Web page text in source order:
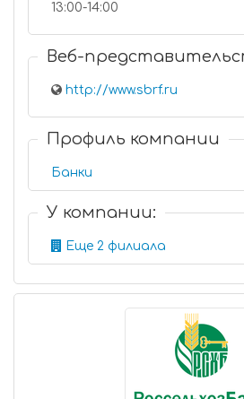
13:00-14:00
Веб-
http://www.sbrf.ru
Профиль компании
Банки
У компании:
Еще 2 филиала